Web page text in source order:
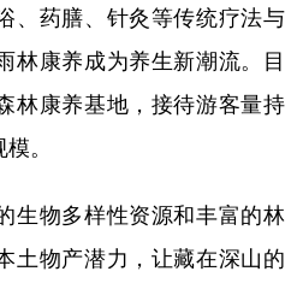
、药膳、针灸等传统疗法与
林康养成为养生新潮流。目
林康养基地，接待游客量持
。
物多样性资源和丰富的林
土物产潜力，让藏在深山的